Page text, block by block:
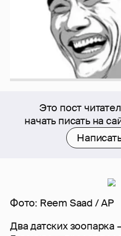
Это пост
начать писать на
Фото: Reem Saad / AP
Два датских зоопарка